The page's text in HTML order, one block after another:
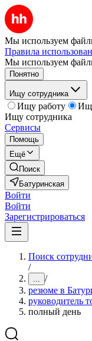
Мы используем
Правила
Мы используем
Понятно
Ищу сотрудника
Ищу работу
Ищу сотрудника
Сервисы
Помощь
Ещё
Поиск
Батуринская
Войти
Войти
Зарегистрироваться
Поиск
/
... /
резюме в
руководитель
полный день